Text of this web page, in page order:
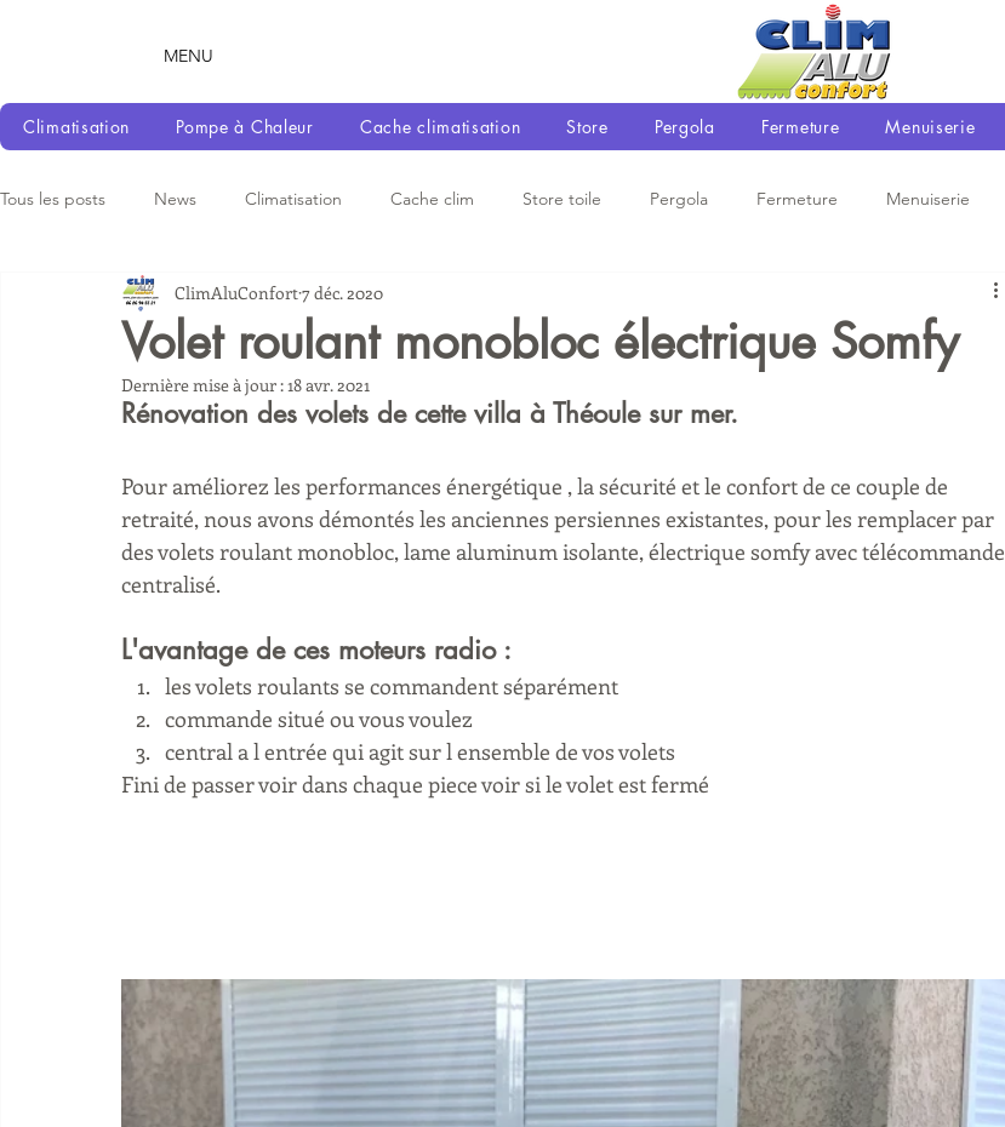
MENU
Climatisation
Pompe à Chaleur Cache climatisation Store Pergola Fermeture Menuiserie
Tous les posts News Climatisation Cache clim Store toile Pergola Fermeture Menuiserie
Volet roulant monobloc électrique Somfy
ClimAluConfort7 déc. 2020
Dernière mise à jour :18 avr. 2021
Rénovation des volets de cette villa à Théoule sur mer.
Pour améliorez les performances énergétique , la sécurité et le confort de ce couple de
retraité, nous avons démontés les anciennes persiennes existantes, pour les remplacer par
des volets roulant monobloc, lame aluminum isolante, électrique somfy avec télécommande
centralisé.
L'avantage de ces moteurs radio :
les volets roulants se commandent séparément
commande situé ou vous voulez
central a l entrée qui agit sur l ensemble de vos volets
Fini de passer voir dans chaque piece voir si le volet est fermé